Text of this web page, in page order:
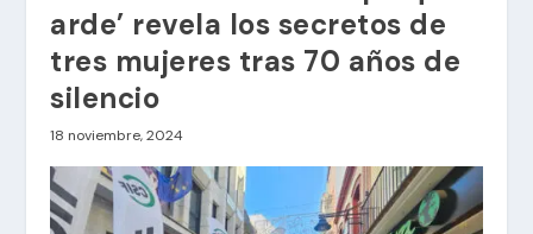
arde’ revela los secretos de
tres mujeres tras 70 años de
silencio
18 noviembre, 2024